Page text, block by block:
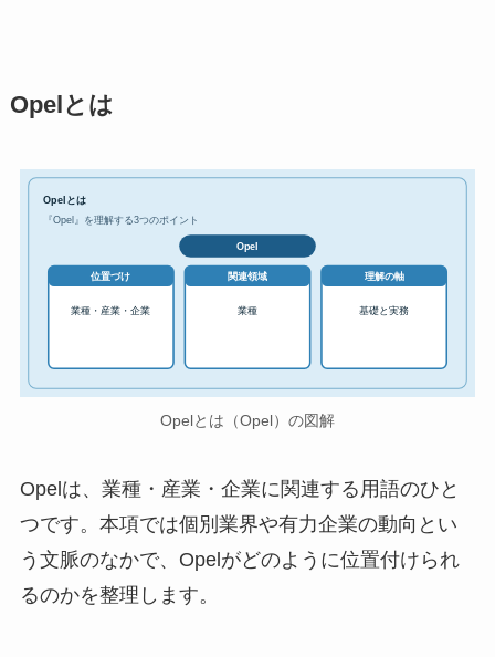
Opelとは
Opelとは
『Opel』を理解する3つのポイント
Opel
位置づけ
業種・産業・企業
関連領域
業種
理解の軸
基礎と実務
Opelとは（Opel）の図解
Opelは、業種・産業・企業に関連する用語のひと
つです。本項では個別業界や有力企業の動向とい
う文脈のなかで、Opelがどのように位置付けられ
るのかを整理します。